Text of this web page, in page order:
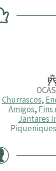
Churrascos,
Amigos, Fins
Jantares
Piqueniques